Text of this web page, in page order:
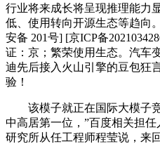
行业将来成长将呈现推理能力
低、使用转向开源生态等趋向
安备 201号] [京ICP备
证：京；繁荣使用生态。汽
迪先后接入火山引擎的豆包狂
验！
该模子就正在国际大模子竞
中高居第一位，”百度相关担
研究所从任工程师程莹说，来